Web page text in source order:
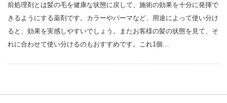
前処理剤とは髪の毛を健康な状態に戻して、施術の効果を十分に発揮で
きるようにする薬剤です。カラーやパーマなど、用途によって使い分け
ると、効果を実感しやすいでしょう。またお客様の髪の状態を見て、そ
れに合わせて使い分けるのもおすすめです。これ1個…